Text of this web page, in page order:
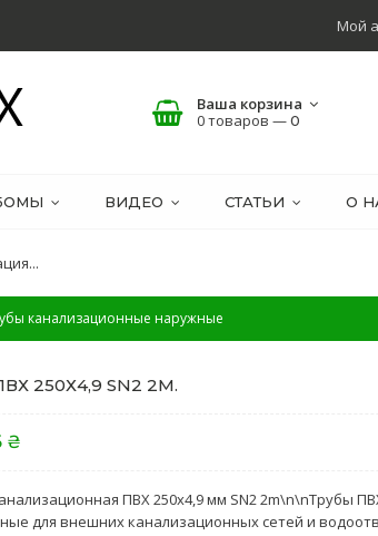
Мой
Ваша корзина
0 товаров —0
ВИДЕО СТАТЬИ О
канализационные наружные
250Х4,9 SN2 2M.
₴
ПВХ 250х4,9 мм SN2 2m\n\nТрубы
для внешних канализационных сетей и